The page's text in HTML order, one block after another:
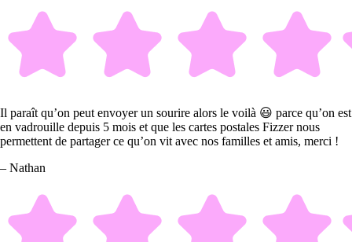
Il paraît qu’on peut envoyer un sourire alors le voilà 😃 parce qu’on est
en vadrouille depuis 5 mois et que les cartes postales Fizzer nous
permettent de partager ce qu’on vit avec nos familles et amis, merci !
– Nathan